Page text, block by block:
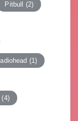
Pitbull (2)
(1)
(4)